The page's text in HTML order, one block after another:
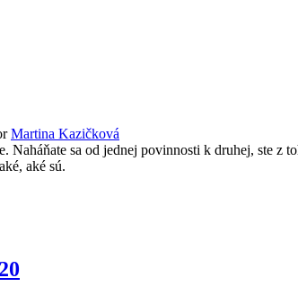
Martina Kazičková
sa od jednej povinnosti k druhej, ste z
aké sú.